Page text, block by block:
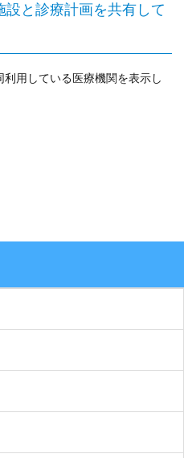
と診療計画を共有して
用している医療機関を表示し